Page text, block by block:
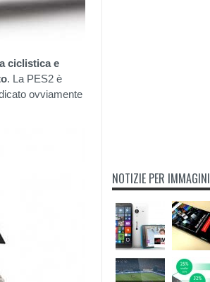
ciclistica e
. La PES2 è
ovviamente
NOTIZIE PER IMMAGINI